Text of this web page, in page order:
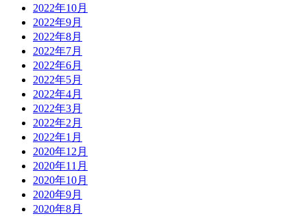
2022年10月
2022年9月
2022年8月
2022年7月
2022年6月
2022年5月
2022年4月
2022年3月
2022年2月
2022年1月
2020年12月
2020年11月
2020年10月
2020年9月
2020年8月